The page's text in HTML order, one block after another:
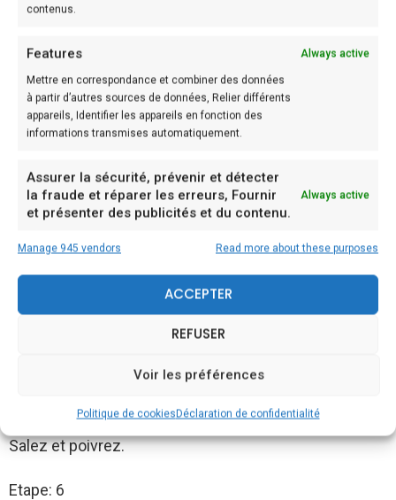
contenus.
Features Always active
Mettre en correspondance et combiner des données
à partir d’autres sources de données, Relier différents
appareils, Identifier les appareils en fonction des
informations transmises automatiquement.
Assurer la sécurité, prévenir et détecter
la fraude et réparer les erreurs, Fournir
et présenter des publicités et du contenu.
Always active
Manage 945 vendors Read more about these purposes
ACCEPTER
REFUSER
Voir les préférences
Politique de cookiesDéclaration de confidentialité
Préparation:
Etape: 1
Préchauffez votre four Th.7/8 (220°C).
Etape: 2
courgette.
Etape: 3
Dans une casserole, faites cuire les pâtes dans de
l’eau bouillante salée environ 8 minutes.
Etape: 4
Salez et poivrez.
Etape: 6